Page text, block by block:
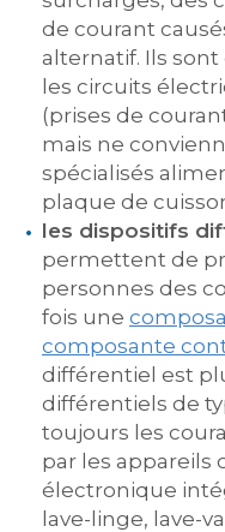
de courant
alternatif. Ils
les circuits
(prises de
mais ne
spécialisés
plaque de
les dispositifs
permettent de
personnes des
fois une
composante
différentiel est
différentiels de
toujours les
par les
électronique
lave-linge, lave-